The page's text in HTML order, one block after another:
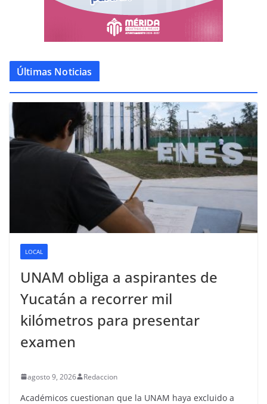
Últimas Noticias
LOCAL
UNAM obliga a aspirantes de
Yucatán a recorrer mil
kilómetros para presentar
examen
agosto 9, 2026 Redaccion
Académicos cuestionan que la UNAM haya excluido a